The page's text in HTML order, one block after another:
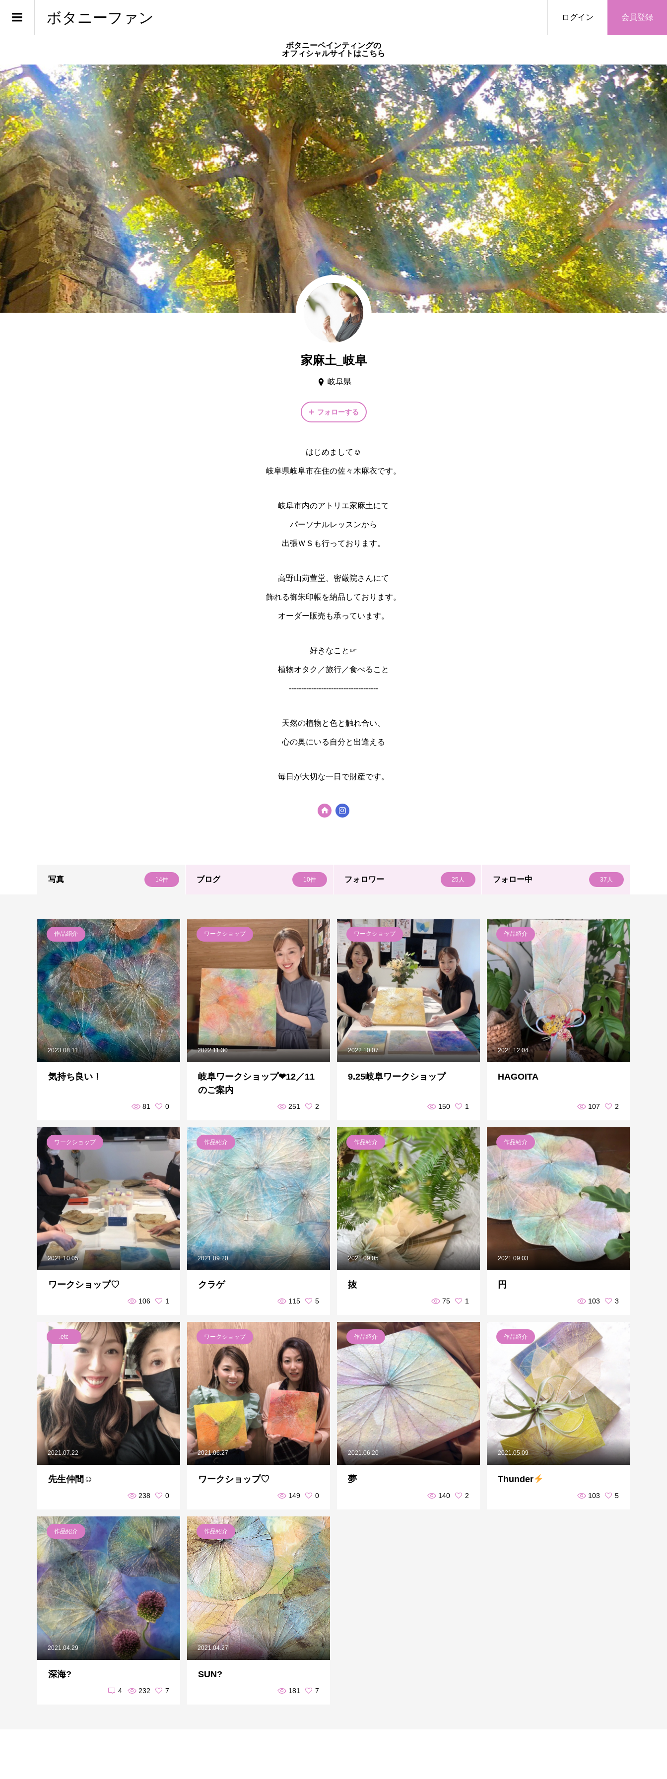
ボタニーファン ログイン 会員登録
ボタニーペインティングの
オフィシャルサイトはこちら
家麻土_岐阜
岐阜県
フォローする
はじめまして☺︎
岐阜県岐阜市在住の佐々木麻衣です。
岐阜市内のアトリエ家麻土にて
パーソナルレッスンから
出張ＷＳも行っております。
高野山苅萱堂、密厳院さんにて
飾れる御朱印帳を納品しております。
オーダー販売も承っています。
好きなこと☞
植物オタク／旅行／食べること
------------------------------------
天然の植物と色と触れ合い、
心の奥にいる自分と出逢える
毎日が大切な一日で財産です。
写真 14件 ブログ 10件 フォロワー 25人 フォロー中 37人
2023.08.11
作品紹介
気持ち良い！
81 0
2022.11.30
ワークショップ
岐阜ワークショップ❤︎12／11
のご案内
251 2
2022.10.07
ワークショップ
9.25岐阜ワークショップ
150 1
2021.12.04
作品紹介
HAGOITA
107 2
2021.10.05
ワークショップ
ワークショップ♡
106 1
2021.09.20
作品紹介
クラゲ
115 5
2021.09.05
作品紹介
抜
75 1
2021.09.03
作品紹介
円
103 3
2021.07.22
.etc
先生仲間☺︎
238 0
2021.06.27
ワークショップ
ワークショップ♡
149 0
2021.06.20
作品紹介
夢
140 2
2021.05.09
作品紹介
Thunder
103 5
2021.04.29
作品紹介
深海?
4 232 7
2021.04.27
作品紹介
SUN?
181 7